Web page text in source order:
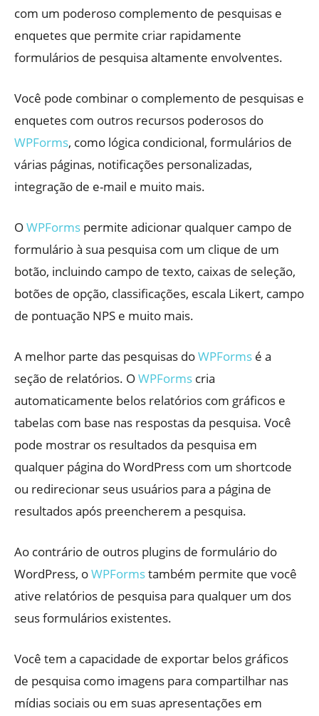
com um poderoso complemento de pesquisas e
enquetes que permite criar rapidamente
formulários de pesquisa altamente envolventes.
Você pode combinar o complemento de pesquisas e
enquetes com outros recursos poderosos do
WPForms, como lógica condicional, formulários de
várias páginas, notificações personalizadas,
integração de e-mail e muito mais.
OWPForms permite adicionar qualquer campo de
formulário à sua pesquisa com um clique de um
botão, incluindo campo de texto, caixas de seleção,
botões de opção, classificações, escala Likert, campo
de pontuação NPS e muito mais.
A melhor parte das pesquisas doWPForms é a
seção de relatórios. OWPForms cria
automaticamente belos relatórios com gráficos e
tabelas com base nas respostas da pesquisa. Você
pode mostrar os resultados da pesquisa em
qualquer página do WordPress com um shortcode
ou redirecionar seus usuários para a página de
resultados após preencherem a pesquisa.
Ao contrário de outros plugins de formulário do
WordPress, oWPFormstambém permite que você
ative relatórios de pesquisa para qualquer um dos
seus formulários existentes.
Você tem a capacidade de exportar belos gráficos
de pesquisa como imagens para compartilhar nas
mídias sociais ou em suas apresentações em